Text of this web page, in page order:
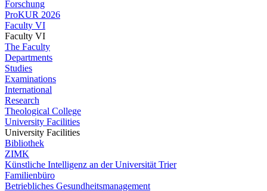
Forschung
ProKUR 2026
Faculty VI
Faculty VI
The Faculty
Departments
Studies
Examinations
International
Research
Theological College
University Facilities
University Facilities
Bibliothek
ZIMK
Künstliche Intelligenz an der Universität Trier
Familienbüro
Betriebliches Gesundheitsmanagement